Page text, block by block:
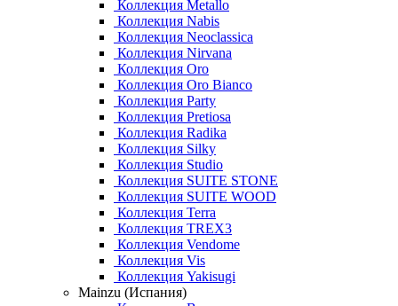
Коллекция Metallo
Коллекция Nabis
Коллекция Neoclassica
Коллекция Nirvana
Коллекция Oro
Коллекция Oro Bianco
Коллекция Party
Коллекция Pretiosa
Коллекция Radika
Коллекция Silky
Коллекция Studio
Коллекция SUITE STONE
Коллекция SUITE WOOD
Коллекция Terra
Коллекция TREX3
Коллекция Vendome
Коллекция Vis
Коллекция Yakisugi
Mainzu (Испания)